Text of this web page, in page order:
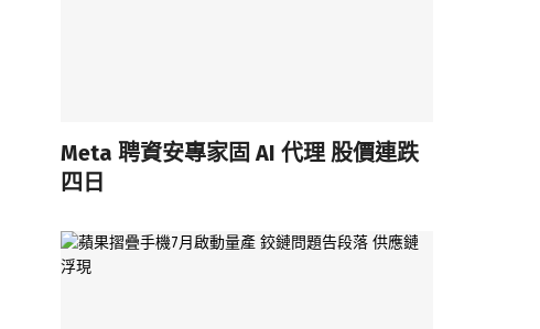
Meta 聘資安專家固 AI 代理 股價連跌
四日